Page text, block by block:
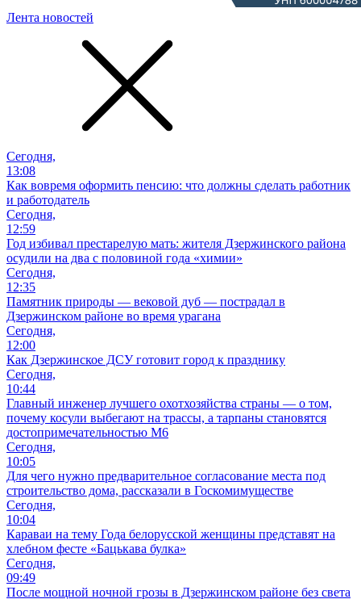
Лента новостей
Сегодня,
13:08
Как вовремя оформить пенсию: что должны сделать работник
и работодатель
Сегодня,
12:59
Год избивал престарелую мать: жителя Дзержинского района
осудили на два с половиной года «химии»
Сегодня,
12:35
Памятник природы — вековой дуб — пострадал в
Дзержинском районе во время урагана
Сегодня,
12:00
Как Дзержинское ДСУ готовит город к празднику
Сегодня,
10:44
Главный инженер лучшего охотхозяйства страны — о том,
почему косули выбегают на трассы, а тарпаны становятся
достопримечательностью М6
Сегодня,
10:05
Для чего нужно предварительное согласование места под
строительство дома, рассказали в Госкомимуществе
Сегодня,
10:04
Караваи на тему Года белорусской женщины представят на
хлебном фесте «Бацькава булка»
Сегодня,
09:49
После мощной ночной грозы в Дзержинском районе без света